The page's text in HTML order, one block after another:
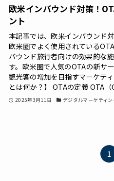
欧米インバウンド対策！
ント
本記事では、欧米インバウンド
欧米圏でよく使用されている
バウンド旅行者向けの効果的な
す。欧米圏で人気のOTAの新サ
観光客の増加を目指すマーケテ
とは何か？】 OTAの定義 OTA
2025年3月11日 デジタルマーケティン
1